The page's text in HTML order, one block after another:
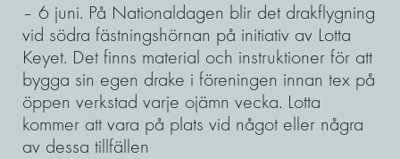
– 6 juni. På Nationaldagen blir det drakflygning
vid södra fästningshörnan på initiativ av Lotta
Keyet. Det finns material och instruktioner för att
bygga sin egen drake i föreningen innan tex på
öppen verkstad varje ojämn vecka. Lotta
kommer att vara på plats vid något eller några
av dessa tillfällen